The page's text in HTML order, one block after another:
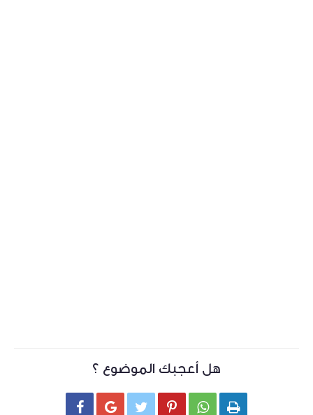
هل أعجبك الموضوع ؟
     